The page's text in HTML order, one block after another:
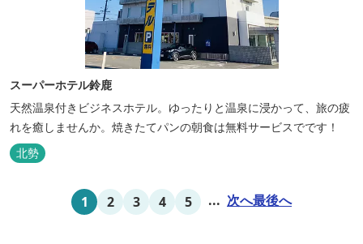
スーパーホテル鈴鹿
天然温泉付きビジネスホテル。ゆったりと温泉に浸かって、旅の疲
れを癒しませんか。焼きたてパンの朝食は無料サービスでです！
北勢
1 2 3 4 5 ... 次へ最後へ